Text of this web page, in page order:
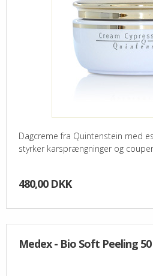
Dagcreme fra Quintenstein med
styrker karsprængninger og
480,00 DKK
Medex - Bio Soft Peeling